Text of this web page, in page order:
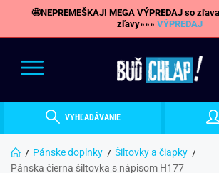
🤩NEPREMEŠKAJ! MEGA VÝPREDAJ so
zľavy»»» VÝPREDAJ
VYHĽADÁVANIE
Pánske doplnky
Šiltovky a čiapky
Pánska čierna šiltovka s nápisom H177